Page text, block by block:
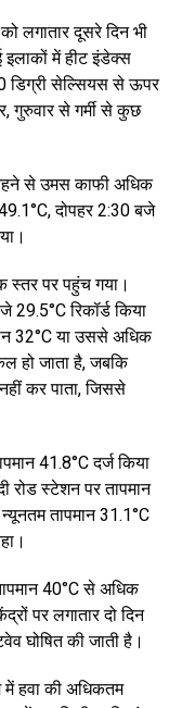
को लगातार दूसरे दिन भी
इलाकों में हीट इंडेक्स
डिग्री सेल्सियस से ऊपर
गुरुवार से गर्मी से कुछ
से उमस काफी अधिक
दोपहर 2:30 बजे
स्तर पर पहुंच गया।
रिकॉर्ड किया
32°C या उससे अधिक
हो जाता है, जबकि
कर पाता, जिससे
41.8°C दर्ज किया
रोड स्टेशन पर तापमान
तापमान 31.1°C
40°C से अधिक
पर लगातार दो दिन
घोषित की जाती है।
में हवा की अधिकतम